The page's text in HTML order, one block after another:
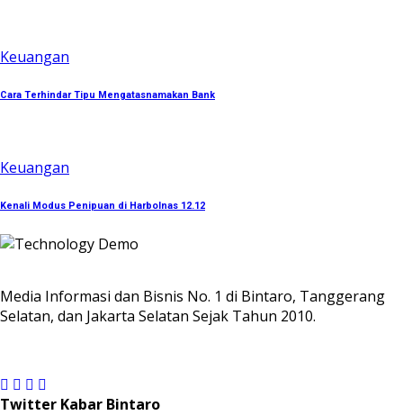
Keuangan
Cara Terhindar Tipu Mengatasnamakan Bank
Keuangan
Kenali Modus Penipuan di Harbolnas 12.12
Media Informasi dan Bisnis No. 1 di Bintaro, Tanggerang
Selatan, dan Jakarta Selatan Sejak Tahun 2010.
Twitter Kabar Bintaro